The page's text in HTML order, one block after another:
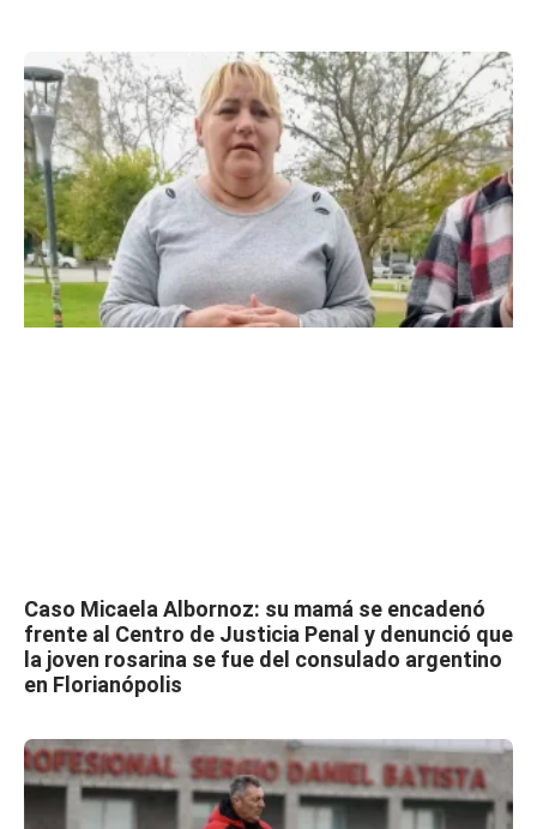
Caso Micaela Albornoz: su mamá se encadenó
frente al Centro de Justicia Penal y denunció que
la joven rosarina se fue del consulado argentino
en Florianópolis